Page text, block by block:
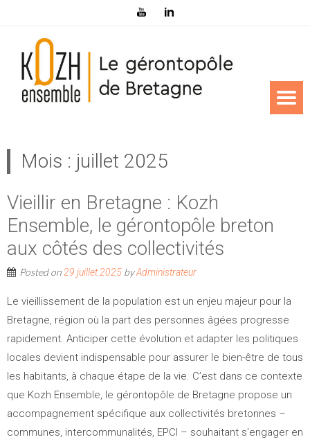
Mois : juillet 2025
Vieillir en Bretagne : Kozh
Ensemble, le gérontopôle breton
aux côtés des collectivités
Posted on29 juillet 2025 byAdministrateur
Le vieillissement de la population est un enjeu majeur pour la
Bretagne, région où la part des personnes âgées progresse
rapidement. Anticiper cette évolution et adapter les politiques
locales devient indispensable pour assurer le bien-être de tous
les habitants, à chaque étape de la vie. C’est dans ce contexte
que Kozh Ensemble, le gérontopôle de Bretagne propose un
accompagnement spécifique aux collectivités bretonnes –
communes, intercommunalités, EPCI – souhaitant s'engager en